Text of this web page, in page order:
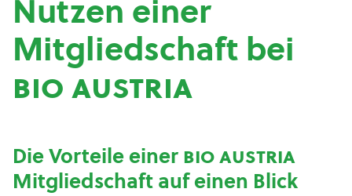
Nutzen einer
Mitgliedschaft bei
bio austria
Die Vorteile einerbio austria
Mitgliedschaft auf einen Blick